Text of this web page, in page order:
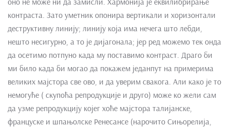
контраста. Зато уметник опонира вертикали и хоризонтали
деструктивну линију; линију која има нечега што лебди,
нешто несигурно, а то је дијагонала; јер ред можемо тек онда
да осетимо потпуно када му поставимо контраст. Драго би
ми било када би могао да покажем једанпут на примерима
великих мајстора све ово, и да уверим свакога. Али како је то
немогуће ( скупоћа репродукције и друго) може ко жели сам
да узме репродукцију којег хоће мајстора талијанске,
француске и шпањолске Ренесансе (нарочито Сињорелија,